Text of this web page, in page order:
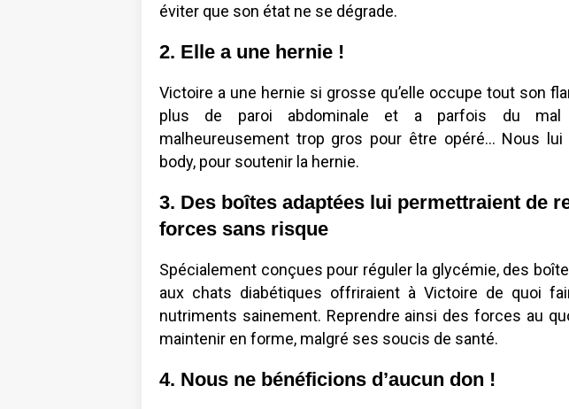
éviter que son état ne se dégrade.
2. Elle a une hernie !
Victoire a une hernie si grosse qu’elle occupe tout son
plus de paroi abdominale et a parfois du mal
malheureusement trop gros pour être opéré... Nous
body, pour soutenir la hernie.
3. Des boîtes adaptées lui permettraient de
forces sans risque
Spécialement conçues pour réguler la glycémie, des
aux chats diabétiques offriraient à Victoire de quoi
nutriments sainement. Reprendre ainsi des forces au
maintenir en forme, malgré ses soucis de santé.
4. Nous ne bénéficions d’aucun don !